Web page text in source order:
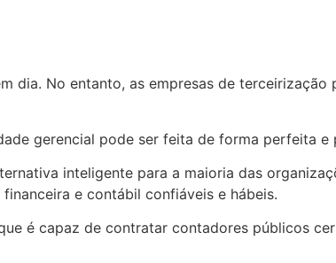
dia. No entanto, as empresas de
gerencial pode ser feita de forma perfeita e
inteligente para a maioria das
e contábil confiáveis e hábeis.
é capaz de contratar contadores públicos